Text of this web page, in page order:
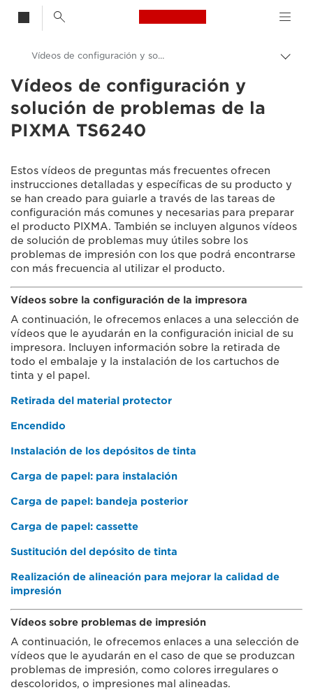
Canon Logo, back
Canon
Consumer Product Support
Vídeos de configuración y solución de problemas de la PIXMA TS6240
Vídeos de configuración y
solución de problemas de la
PIXMA TS6240
Estos vídeos de preguntas más frecuentes ofrecen
instrucciones detalladas y específicas de su producto y
se han creado para guiarle a través de las tareas de
configuración más comunes y necesarias para preparar
el producto PIXMA. También se incluyen algunos vídeos
de solución de problemas muy útiles sobre los
problemas de impresión con los que podrá encontrarse
con más frecuencia al utilizar el producto.
Vídeos sobre la configuración de la impresora
A continuación, le ofrecemos enlaces a una selección de
vídeos que le ayudarán en la configuración inicial de su
impresora. Incluyen información sobre la retirada de
todo el embalaje y la instalación de los cartuchos de
tinta y el papel.
Retirada del material protector
Encendido
Instalación de los depósitos de tinta
Carga de papel: para instalación
Carga de papel: bandeja posterior
Carga de papel: cassette
Sustitución del depósito de tinta
Realización de alineación para mejorar la calidad de
impresión
Vídeos sobre problemas de impresión
A continuación, le ofrecemos enlaces a una selección de
vídeos que le ayudarán en el caso de que se produzcan
problemas de impresión, como colores irregulares o
descoloridos, o impresiones mal alineadas.